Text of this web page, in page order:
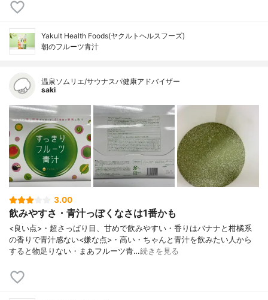
Yakult Health Foods(ヤクルトヘルスフーズ)
朝のフルーツ青汁
温泉ソムリエ/サウナスパ健康アドバイザー
saki
3.00
飲みやすさ・青汁っぽくなさは1番かも
<良い点>・超さっぱり目、甘めで飲みやすい・香りはバナナと柑橘系
の香りで青汁感ない<嫌な点>・高い・ちゃんと青汁を飲みたい人から
すると物足りない・まあフルーツ青…続きを見る